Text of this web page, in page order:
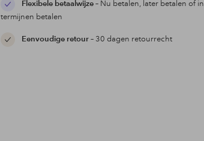
Flexibele betaalwijze– Nu betalen, later betalen of in
termijnen betalen
Eenvoudige retour– 30 dagen retourrecht